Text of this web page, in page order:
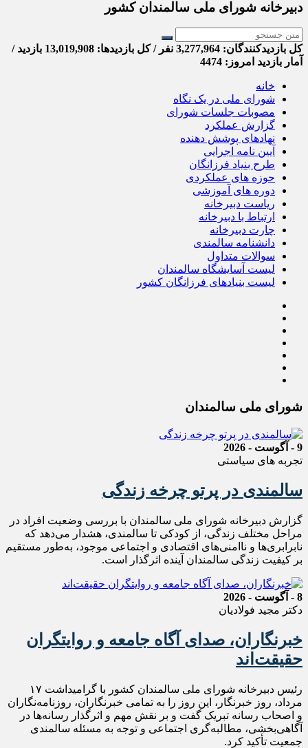
دبیرخانه شورای ملی سالمندان کشور
کل بازدیدکنند‌گان: 3,277,964 نفر / کل بازدیدها: 13,019,908 بازدید /
آمار بازدید امروز: 4474
خانه
شورای ملی در یک نگاه
مصوبات جلسات شورای
گزارش عملکرد
نهادهای پوشش دهنده
آیین نامه اجرایی
طرح بنیاد فرزانگان
حوزه های عملکردی
دوره های آموزشی
ریاست دبیرخانه
ارتباط با دبیرخانه
چارت دبیرخانه
دانشنامه سالمندی
سوالات متداول
لیست آسایشگاه سالمندان
لیست بنیادهای فرزانگان کشور
شورای ملی سالمندان
9 - آگوست - 2026
تجربه های سیاستی
سالمندی در پرتو چرخه زندگی
گزارش دبیرخانه شورای ملی سالمندان با بررسی وضعیت افراد در
مراحل مختلف زندگی، از کودکی تا سالمندی، هشدار می‌دهد که
نابرابری‌ها و ناامنی‌های اقتصادی و اجتماعی موجود، به‌طور مستقیم
بر کیفیت زندگی سالمندان آینده اثرگذار است.
8 - آگوست - 2026
دکتر مجید فولادیان
خبرنگاران، صدای آگاه جامعه و روایتگران
حقیقت‌اند
رئیس دبیرخانه شورای ملی سالمندان کشور با گرامیداشت ۱۷
مرداد، روز خبرنگار، این روز را به تمامی خبرنگاران، روزنامه‌نگاران
و اصحاب رسانه تبریک گفت و بر نقش مهم و اثرگذار رسانه‌ها در
آگاهی‌بخشی، مطالبه‌گری اجتماعی و توجه به مسئله سالمندی
جمعیت تأکید کرد.